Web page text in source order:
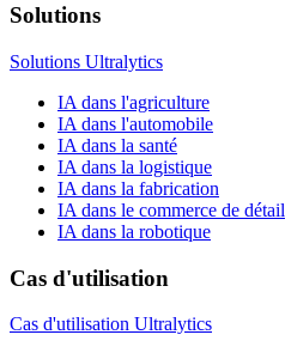
Solutions
Solutions Ultralytics
IA dans l'agriculture
IA dans l'automobile
IA dans la santé
IA dans la logistique
IA dans la fabrication
IA dans le commerce de détail
IA dans la robotique
Cas d'utilisation
Cas d'utilisation Ultralytics